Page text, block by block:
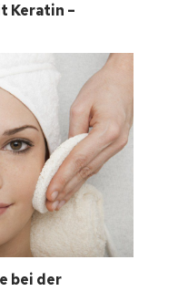
Keratin –
bei der